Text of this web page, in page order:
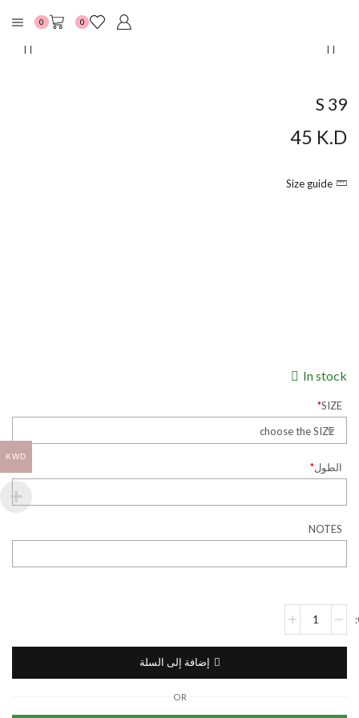
0
0
S 39
45 K.D
Size guide
In stock
SIZE
*
الطول*
NOTES
إضافة إلى السلة
OR
KWD